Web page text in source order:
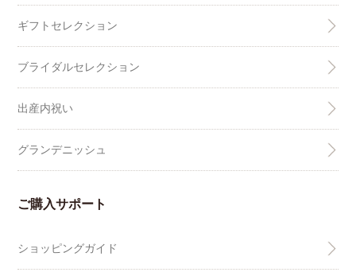
ギフトセレクション
ブライダルセレクション
出産内祝い
グランデニッシュ
ご購入サポート
ショッピングガイド